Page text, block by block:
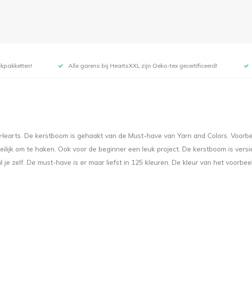
Alle garens bij HeartsXXL zijn Oeko-tex gecertificeerd!
De kerstboom is gehaakt van de Must-have van Yarn and Colors.
om te haken. Ook voor de beginner een leuk project. De kerstboom is
zelf. De must-have is er maar liefst in 125 kleuren. De kleur van het